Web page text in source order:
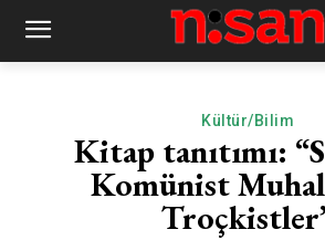
Kültür/Bilim
Kitap tanıtımı:
Komünist